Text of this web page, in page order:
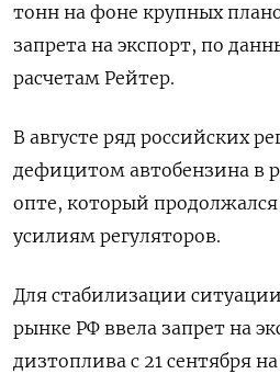
тонн на фоне крупных
запрета на экспорт, по
расчетам Рейтер.
В августе ряд российских
дефицитом автобензина в
опте, который продолжался
усилиям регуляторов.
Для стабилизации
рынке РФ ввела запрет на
дизтоплива с 21 сентября